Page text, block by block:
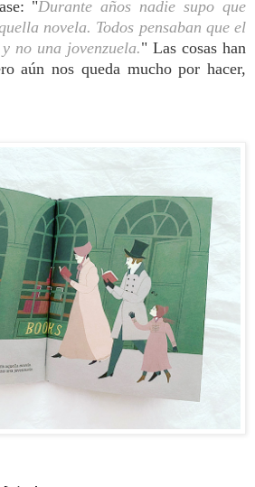
"Durante años nadie supo que
novela. Todos pensaban que el
no una jovenzuela." Las cosas han
aún nos queda mucho por hacer,